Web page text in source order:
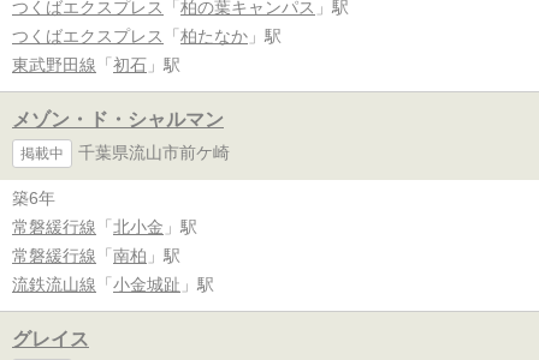
つくばエクスプレス
「 柏の葉キャンパス 」駅
つくばエクスプレス
「 柏たなか 」駅
東武野田線 「 初石 」駅
メゾン・ド・シャルマン
掲載中 千葉県流山市前ケ崎
築6年
常磐緩行線 「 北小金 」駅
常磐緩行線 「 南柏 」駅
流鉄流山線 「 小金城趾 」駅
グレイス